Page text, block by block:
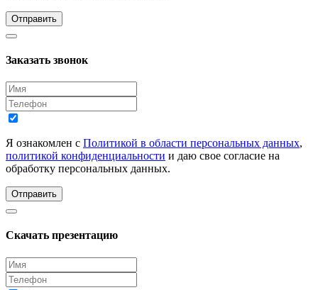
Отправить
Заказать звонок
Я ознакомлен с Политикой в области персональных данных,
политикой конфиденциальности и даю свое согласие на
обработку персональных данных.
Отправить
Скачать презентацию